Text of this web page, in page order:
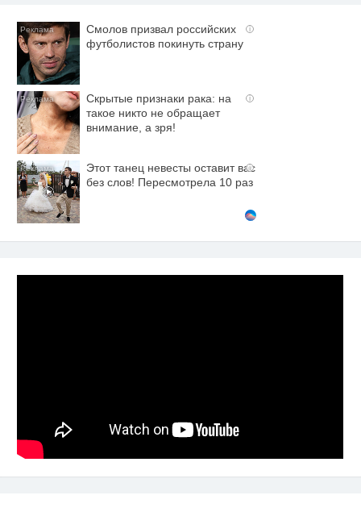
i
Смолов призвал российских
футболистов покинуть страну
i
Скрытые признаки рака: на
такое никто не обращает
внимание, а зря!
i
Этот танец невесты оставит вас
без слов! Пересмотрела 10 раз